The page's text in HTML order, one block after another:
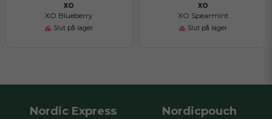
XO
XO Blueberry
Slut på lager
XO
XO Spearmint
Slut på lager
Nordic Express Nordicpouch